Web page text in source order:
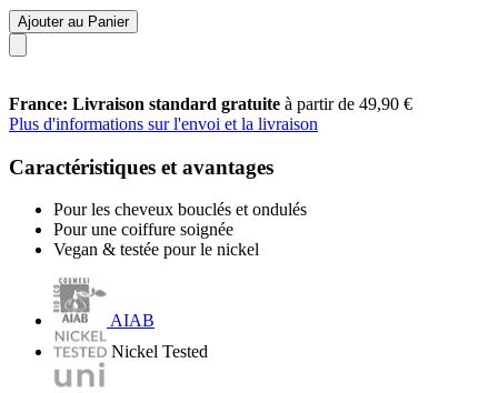
Ajouter au Panier
France: Livraison standard gratuite à partir de 49,90 €
Plus d'informations sur l'envoi et la livraison
Caractéristiques et avantages
Pour les cheveux bouclés et ondulés
Pour une coiffure soignée
Vegan & testée pour le nickel
AIAB
Nickel Tested